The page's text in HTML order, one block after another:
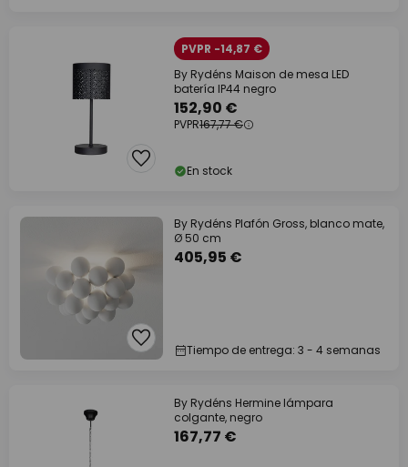
PVPR -14,87 €
By Rydéns Maison de mesa LED
batería IP44 negro
152,90 €
PVPR167,77 €
En stock
By Rydéns Plafón Gross, blanco mate,
Ø 50 cm
405,95 €
Tiempo de entrega: 3 - 4 semanas
By Rydéns Hermine lámpara
colgante, negro
167,77 €